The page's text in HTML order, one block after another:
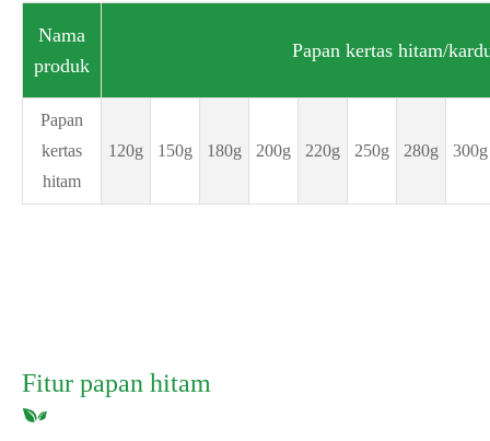
Nama
produk
Papan kertas hitam/
Papan
kertas
hitam
120g 150g 180g 200g 220g 250g 280g 300g
Fitur papan hitam